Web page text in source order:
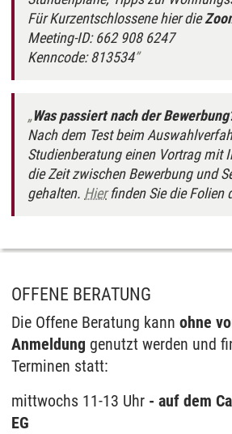
Für Kurzentschlossene hier die
Meeting-ID: 662 908 6247
Kenncode: 813534
Was passiert nach der
Nach dem Test beim
Studienberatung einen Vortrag mit
die Zeit zwischen Bewerbung und
gehalten. Hierfinden Sie die Folien
OFFENE BERATUNG
Die Offene Beratung kann ohne
Anmeldung genutzt werden und
Terminen statt:
mittwochs 11-13 Uhr - auf dem
EG